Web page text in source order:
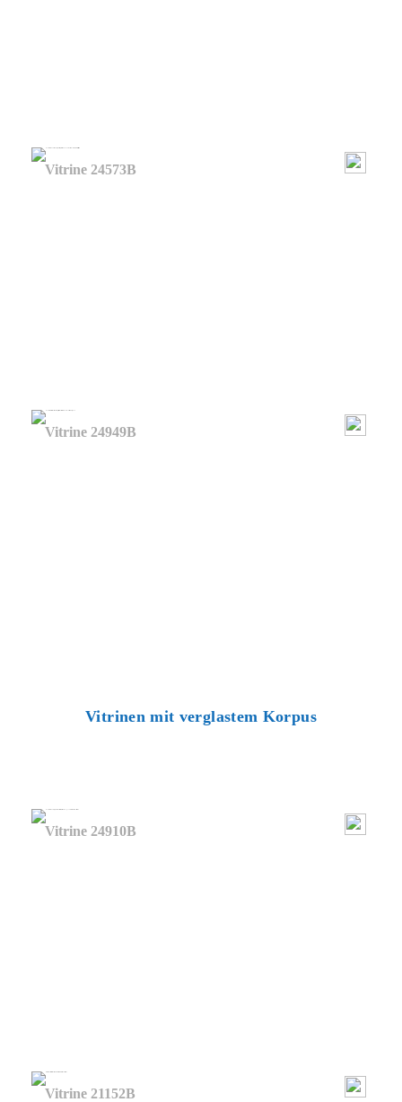
Vitrine 24573B
Vitrine 24949B
Vitrinen mit verglastem Korpus
Vitrine 24910B
Vitrine 21152B